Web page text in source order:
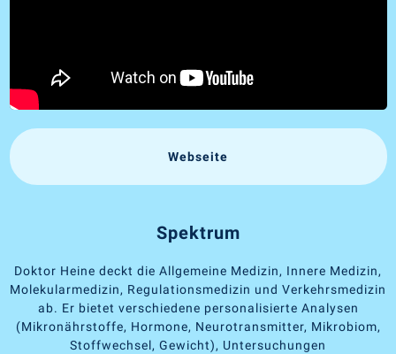
Webseite
Spektrum
Doktor Heine deckt die Allgemeine Medizin, Innere Medizin,
Molekularmedizin, Regulationsmedizin und Verkehrsmedizin
ab. Er bietet verschiedene personalisierte Analysen
(Mikronährstoffe, Hormone, Neurotransmitter, Mikrobiom,
Stoffwechsel, Gewicht), Untersuchungen